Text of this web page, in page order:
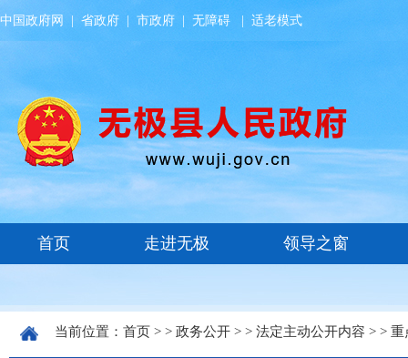
中国政府网 省政府 市政府 无障碍 适老模式
当前位置： 首页 > > 政务公开 > > 法定主动公开内容 > > 重